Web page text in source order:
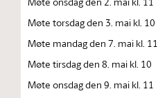
Møte torsdag den 3. mai kl. 10
Møte mandag den 7. mai kl. 11
Møte tirsdag den 8. mai kl. 10
Møte onsdag den 9. mai kl. 11